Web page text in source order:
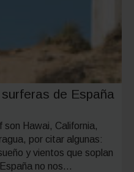
de España
son Hawai, California,
por citar algunas:
y vientos que soplan
no nos…